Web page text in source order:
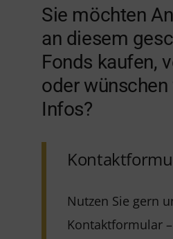
Sie möchten
an diesem
Fonds kaufen,
oder
Infos?
Nutzen Sie gern
Kontaktformular